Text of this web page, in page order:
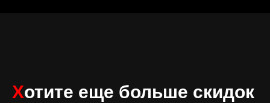
Хотите еще больше скидок